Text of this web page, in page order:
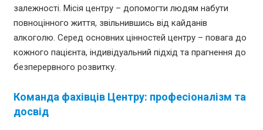
залежності. Місія центру – допомогти людям набути
повноцінного життя, звільнившись від кайданів
алкоголю. Серед основних цінностей центру – повага до
кожного пацієнта, індивідуальний підхід та прагнення до
безперервного розвитку.
Команда фахівців Центру: професіоналізм та
досвід